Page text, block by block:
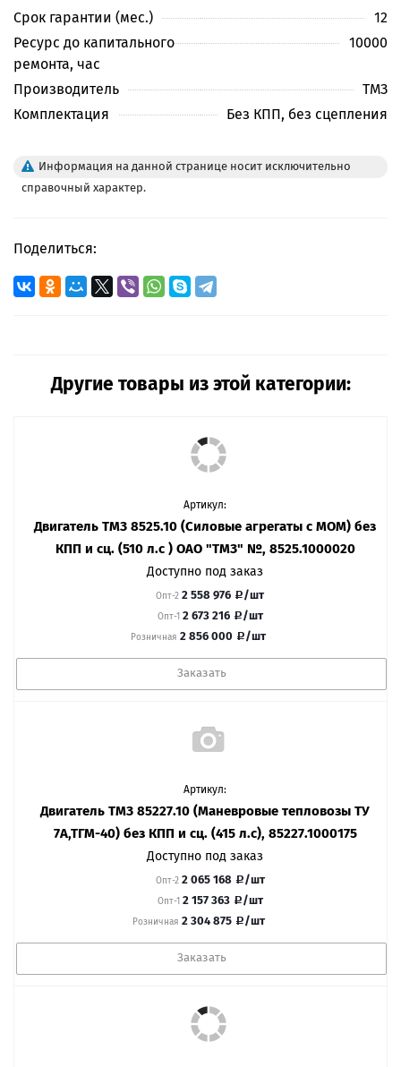
Срок гарантии (мес.)
12
Ресурс до капитального
ремонта, час
10000
Производитель
ТМЗ
Комплектация
Без КПП, без сцепления
Информация на данной странице носит исключительно
справочный характер.
Поделиться:
Другие товары из этой категории:
Артикул:
Двигатель ТМЗ 8525.10 (Силовые агрегаты с МОМ) без
КПП и сц. (510 л.с ) ОАО "ТМЗ" №, 8525.1000020
Доступно под заказ
Опт-2 2 558 976 /шт
Опт-1 2 673 216 /шт
Розничная 2 856 000 /шт
Заказать
Артикул:
Двигатель ТМЗ 85227.10 (Маневровые тепловозы ТУ
7А,ТГМ-40) без КПП и сц. (415 л.с), 85227.1000175
Доступно под заказ
Опт-2 2 065 168 /шт
Опт-1 2 157 363 /шт
Розничная 2 304 875 /шт
Заказать